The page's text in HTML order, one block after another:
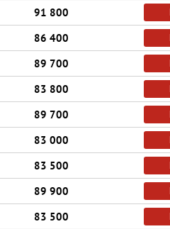
91 800
86 400
89 700
83 800
89 700
83 000
83 500
89 900
83 500